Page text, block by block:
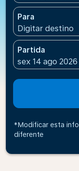
Para
Digitar destino
Partida
fc-booking-
sex 14 ago 2026
*Modificar esta
diferente